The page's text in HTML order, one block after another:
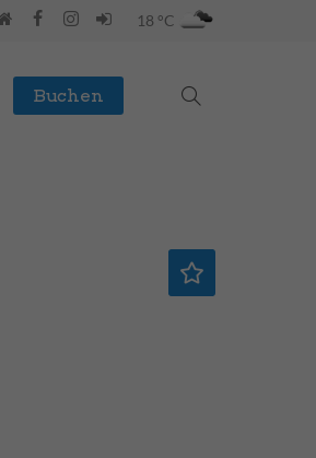
18 °C
Buchen